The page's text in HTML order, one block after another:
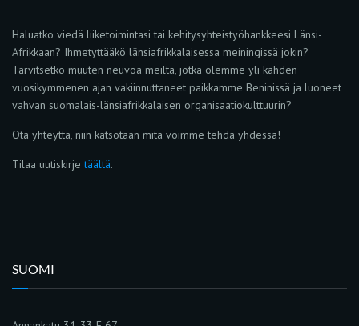
Haluatko viedä liiketoimintasi tai kehitysyhteistyöhankkeesi Länsi-
Afrikkaan? Ihmetyttääkö länsiafrikkalaisessa meiningissä jokin?
Tarvitsetko muuten neuvoa meiltä, jotka olemme yli kahden
vuosikymmenen ajan vakiinnuttaneet paikkamme Beninissä ja luoneet
vahvan suomalais-länsiafrikkalaisen organisaatiokulttuurin?
Ota yhteyttä, niin katsotaan mitä voimme tehdä yhdessä!
Tilaa uutiskirjetäältä.
SUOMI